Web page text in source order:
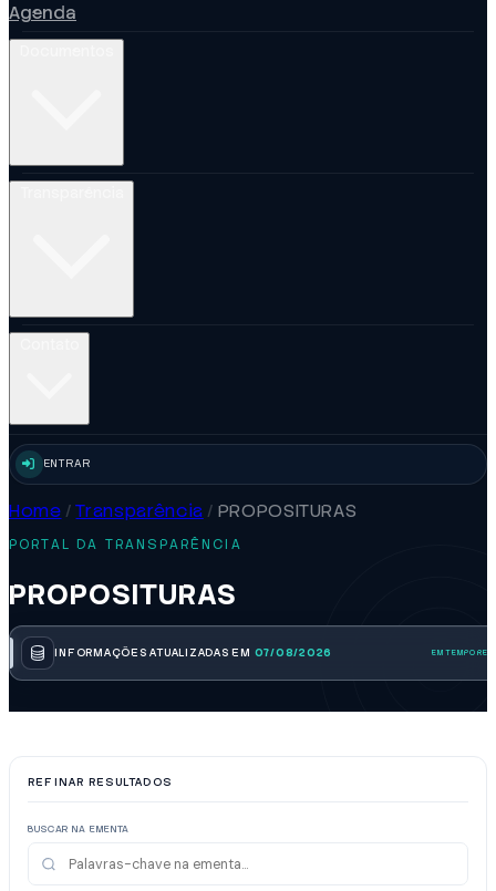
Agenda
ENTRAR
Home / Transparência / PROPOSITURAS
PORTAL DA TRANSPARÊNCIA
PROPOSITURAS
INFORMAÇÕES ATUALIZADAS EM 07/08/2026
REFINAR RESULTADOS
BUSCAR NA EMENTA